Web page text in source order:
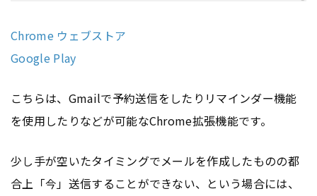
Chrome ウェブストア
Google Play
こちらは、Gmailで予約送信をしたりリマインダー機能
を使用したりなどが可能なChrome拡張機能です。
少し手が空いたタイミングでメールを作成したものの都
合上「今」送信することができない、という場合には、